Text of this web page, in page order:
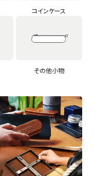
コインケース
その他小物